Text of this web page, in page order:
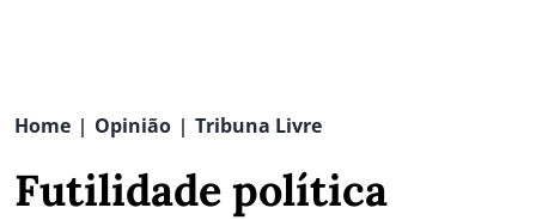
Home | Opinião | Tribuna Livre
Futilidade política